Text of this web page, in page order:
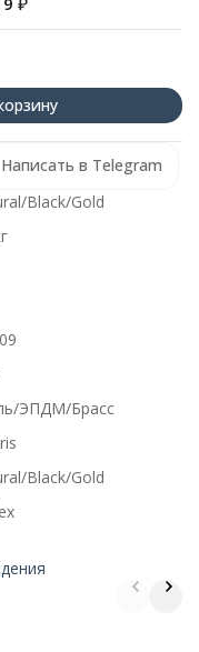
Написать в Telegram
Black/Gold
ЭПДМ/Брасс
Black/Gold